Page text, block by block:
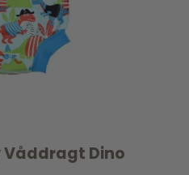
Våddragt Dino